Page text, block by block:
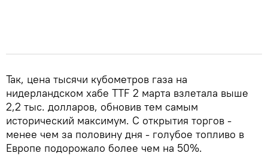
Так, цена тысячи кубометров газа на
нидерландском хабе TTF 2 марта взлетала выше
2,2 тыс. долларов, обновив тем самым
исторический максимум. С открытия торгов -
менее чем за половину дня - голубое топливо в
Европе подорожало более чем на 50%.